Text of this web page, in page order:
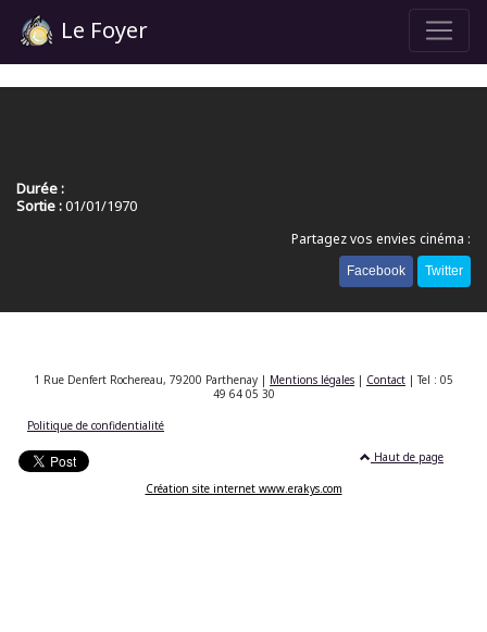
Le Foyer
Durée :
Sortie :01/01/1970
Partagez vos envies cinéma :
Facebook Twitter
1 Rue Denfert Rochereau, 79200 Parthenay | Mentions légales | Contact | Tel : 05
49 64 05 30
Politique de confidentialité
Haut de page
Création site internet www.erakys.com